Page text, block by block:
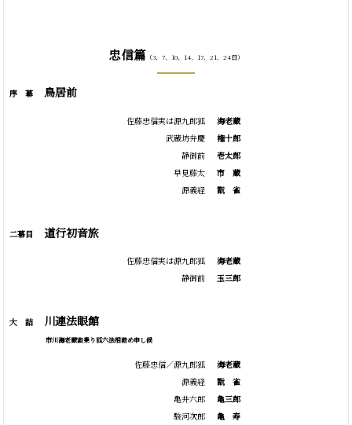
忠信篇 （3、7、10、14、17、21、24日）
序 幕鳥居前
佐藤忠信実は源九郎狐
武蔵坊弁慶
静御前
早見藤太
源義経
海老蔵
権十郎
壱太郎
市
蔵
翫
雀
二幕目 道行初音旅
佐藤忠信実は源九郎狐
静御前
海老蔵
玉三郎
大 詰川連法眼館
市川海老蔵宙乗り狐六法相勤め申し候
佐藤忠信／源九郎狐
源義経
亀井六郎
駿河次郎
海老蔵
翫
雀
亀三郎
亀
寿